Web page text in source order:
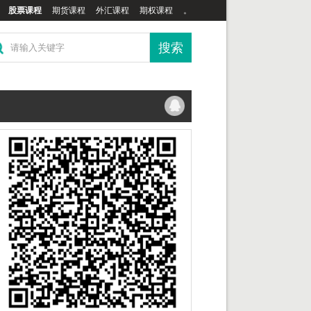
股票课程 期货课程 外汇课程 期权课程 。